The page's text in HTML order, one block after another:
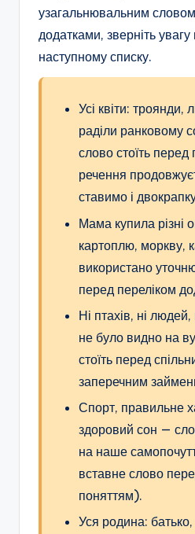
узагальнювальним
додатками, зверніть
наступному списку.
Усі квіти: троянди,
раділи ранковому
слово стоїть перед
речення
ставимо і
Мама купила різні
картоплю, моркву,
використано
перед переліком
Ні птахів, ні
не було видно на
стоїть перед
заперечним
Спорт, правильне
здоровий сон —
на наше
вставне слово
поняттям).
Уся родина: